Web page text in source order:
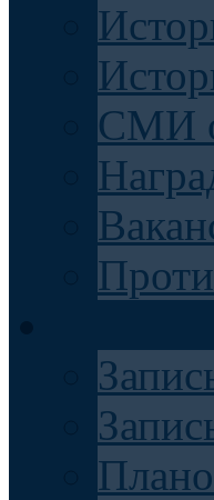
СМИ